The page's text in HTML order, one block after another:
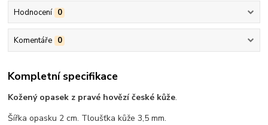
Hodnocení 0
Komentáře 0
Kompletní specifikace
Kožený opasek z pravé hovězí české kůže.
Šířka opasku 2 cm. Tloušťka kůže 3,5 mm.